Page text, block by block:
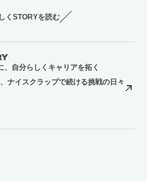
くSTORYを読む
、自分らしくキャリアを拓く
ナイスクラップで続ける挑戦の日々